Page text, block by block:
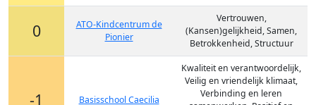
0
ATO-Kindcentrum de
Pionier
Vertrouwen,
(Kansen)gelijkheid, Samen,
Betrokkenheid, Structuur
-1 Basisschool Caecilia
Kwaliteit en verantwoordelijk,
Veilig en vriendelijk klimaat,
Verbinding en leren